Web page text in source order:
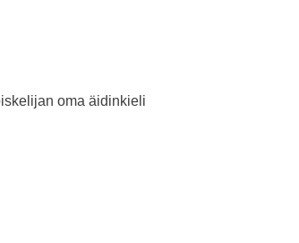
oma äidinkieli